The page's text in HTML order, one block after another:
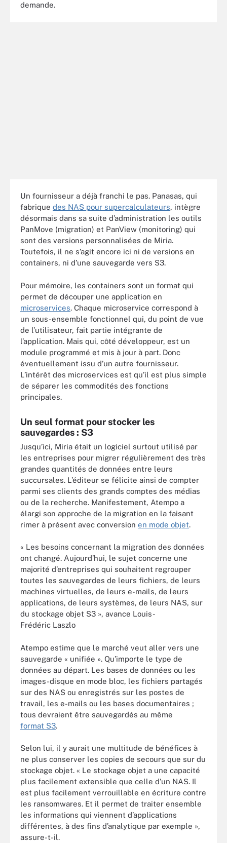
demande.
Un fournisseur a déjà franchi le pas. Panasas, qui
fabrique des NAS pour supercalculateurs, intègre
désormais dans sa suite d’administration les outils
PanMove (migration) et PanView (monitoring) qui
sont des versions personnalisées de Miria.
Toutefois, il ne s’agit encore ici ni de versions en
containers, ni d’une sauvegarde vers S3.
Pour mémoire, les containers sont un format qui
permet de découper une application en
microservices. Chaque microservice correspond à
un sous-ensemble fonctionnel qui, du point de vue
de l’utilisateur, fait partie intégrante de
l’application. Mais qui, côté développeur, est un
module programmé et mis à jour à part. Donc
éventuellement issu d’un autre fournisseur.
L’intérêt des microservices est qu’il est plus simple
de séparer les commodités des fonctions
principales.
Un seul format pour stocker les
sauvegardes : S3
Jusqu’ici, Miria était un logiciel surtout utilisé par
les entreprises pour migrer régulièrement des très
grandes quantités de données entre leurs
succursales. L’éditeur se félicite ainsi de compter
parmi ses clients des grands comptes des médias
ou de la recherche. Manifestement, Atempo a
élargi son approche de la migration en la faisant
rimer à présent avec conversion en mode objet.
« Les besoins concernant la migration des données
ont changé. Aujourd’hui, le sujet concerne une
majorité d’entreprises qui souhaitent regrouper
toutes les sauvegardes de leurs fichiers, de leurs
machines virtuelles, de leurs e-mails, de leurs
applications, de leurs systèmes, de leurs NAS, sur
du stockage objet S3 », avance Louis-
Frédéric Laszlo
Atempo estime que le marché veut aller vers une
sauvegarde « unifiée ». Qu’importe le type de
données au départ. Les bases de données ou les
images-disque en mode bloc, les fichiers partagés
sur des NAS ou enregistrés sur les postes de
travail, les e-mails ou les bases documentaires ;
tous devraient être sauvegardés au même
format S3.
Selon lui, il y aurait une multitude de bénéfices à
ne plus conserver les copies de secours que sur du
stockage objet. « Le stockage objet a une capacité
plus facilement extensible que celle d’un NAS. Il
est plus facilement verrouillable en écriture contre
les ransomwares. Et il permet de traiter ensemble
les informations qui viennent d’applications
différentes, à des fins d’analytique par exemple »,
assure-t-il.